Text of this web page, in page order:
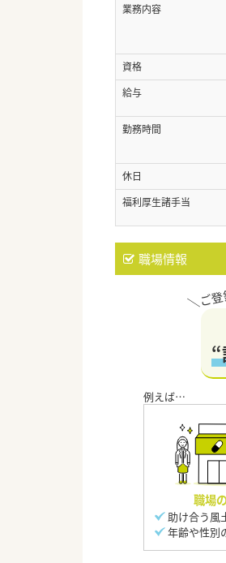
業務内容
資格
給与
勤務時間
休日
福利厚生諸手当
職場情報
職場
助け合う風
年齢や性別